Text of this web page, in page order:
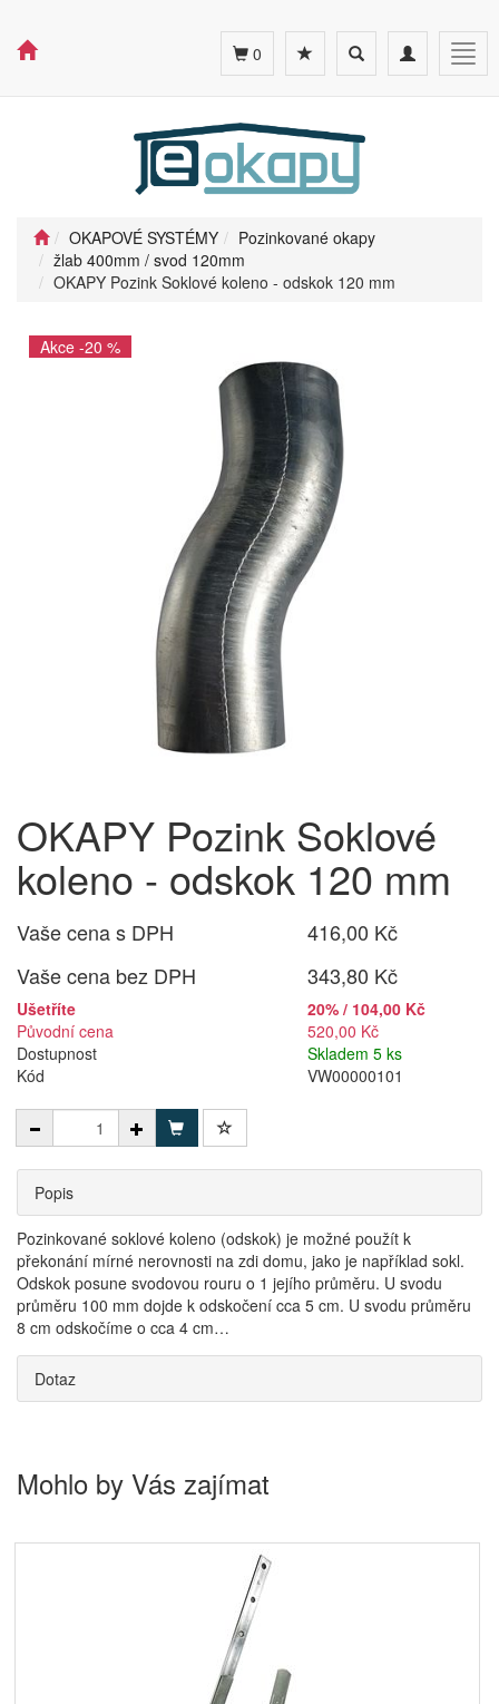
Toggle
navigation
Toggle
search
0
OKAPOVÉ SYSTÉMY
Pozinkované okapy
žlab 400mm / svod 120mm
OKAPY Pozink Soklové koleno - odskok 120 mm
Akce -20 %
OKAPY Pozink Soklové
koleno - odskok 120 mm
Vaše cena s DPH
416,00 Kč
Vaše cena bez DPH
343,80 Kč
Ušetříte
20% / 104,00 Kč
Původní cena
520,00 Kč
Dostupnost
Skladem 5 ks
Kód
VW00000101
Popis
Pozinkované soklové koleno (odskok) je možné použít k
překonání mírné nerovnosti na zdi domu, jako je například sokl.
Odskok posune svodovou rouru o 1 jejího průměru. U svodu
průměru 100 mm dojde k odskočení cca 5 cm. U svodu průměru
8 cm odskočíme o cca 4 cm…
Dotaz
Mohlo by Vás zajímat